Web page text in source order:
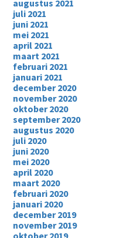
augustus 2021
juli 2021
juni 2021
mei 2021
april 2021
maart 2021
februari 2021
januari 2021
december 2020
november 2020
oktober 2020
september 2020
augustus 2020
juli 2020
juni 2020
mei 2020
april 2020
maart 2020
februari 2020
januari 2020
december 2019
november 2019
oktober 2019